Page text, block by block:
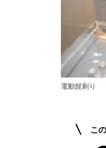
電動髭剃り
こ